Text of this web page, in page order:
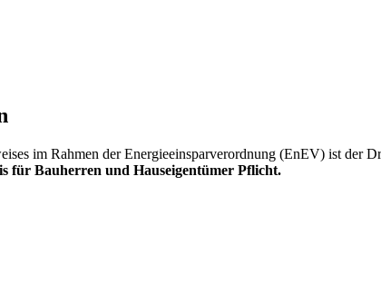
im Rahmen der Energieeinsparverordnung (EnEV) ist der
für Bauherren und Hauseigentümer Pflicht.